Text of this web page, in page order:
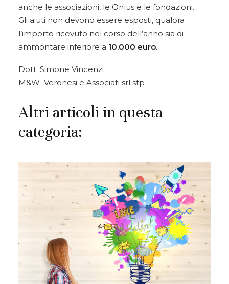
anche le associazioni, le Onlus e le fondazioni.
Gli aiuti non devono essere esposti, qualora
l’importo ricevuto nel corso dell’anno sia di
ammontare inferiore a 10.000 euro.
Dott. Simone Vincenzi
M&W Veronesi e Associati srl stp
Altri articoli in questa
categoria: